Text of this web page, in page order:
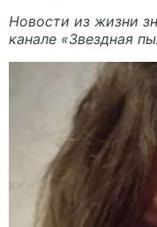
Новости из жизни
канале «Звездная